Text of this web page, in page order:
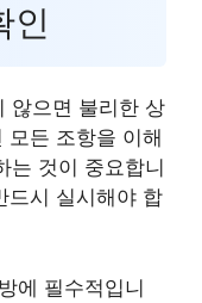
인
않으면 불리한 상
든 조항을 이해
는 것이 중요합니
드시 실시해야 합
에 필수적입니